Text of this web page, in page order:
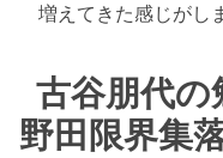
増えてきた感じがし
古谷朋代の
野田限界集